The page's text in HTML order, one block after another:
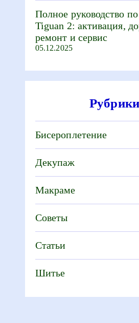
Полное руководство
Tiguan 2: активация,
ремонт и сервис
05.12.2025
Рубрики
Бисероплетение
Декупаж
Макраме
Советы
Статьи
Шитье